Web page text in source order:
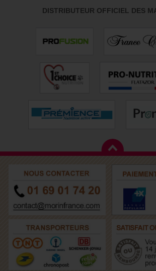
DISTRIBUTEUR OFFICIEL DES